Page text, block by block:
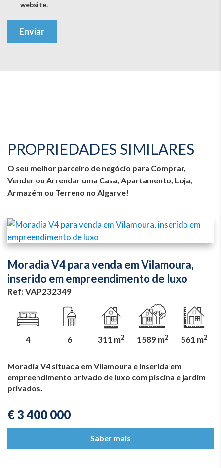
website.
Enviar
PROPRIEDADES SIMILARES
O seu melhor parceiro de negócio para Comprar,
Vender ou Arrendar uma Casa, Apartamento, Loja,
Armazém ou Terreno no Algarve!
Moradia V4 para venda em Vilamoura,
inserido em empreendimento de luxo
Ref: VAP232349
4 6 311 m2 1589 m2 561 m2
Moradia V4 situada em Vilamoura e inserida em
empreendimento privado de luxo com piscina e jardim
privados.
€ 3 400 000
Saber mais